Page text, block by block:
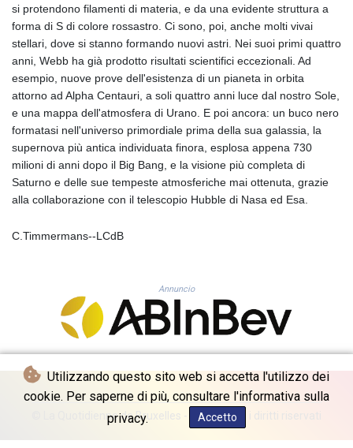
Utilizzando questo sito web si accetta l'utilizzo dei
cookie. Per saperne di più, consultare l'informativa sulla
privacy.
Accetto
JMD 183.057725
JOD 0.819746
JPY 182.445186
KES 149.158147
KGS 101.104505
KHR 4681.941823
KMF 492.514185
KRW 1627.677557
KWD 0.356853
KYD 0.960588
KZT 540.233287
LAK 26025.676609
LSL 18.726567
LTL 3.413768
LVL 0.699335
MDL 20.044751
MGA 4918.938878
MKD 61.524236
MMK 2427.596601
si protendono filamenti di materia, e da una evidente struttura a
forma di S di colore rossastro. Ci sono, poi, anche molti vivai
stellari, dove si stanno formando nuovi astri. Nei suoi primi quattro
anni, Webb ha già prodotto risultati scientifici eccezionali. Ad
esempio, nuove prove dell'esistenza di un pianeta in orbita
attorno ad Alpha Centauri, a soli quattro anni luce dal nostro Sole,
e una mappa dell'atmosfera di Urano. E poi ancora: un buco nero
formatasi nell'universo primordiale prima della sua galassia, la
supernova più antica individuata finora, esplosa appena 730
milioni di anni dopo il Big Bang, e la visione più completa di
Saturno e delle sue tempeste atmosferiche mai ottenuta, grazie
alla collaborazione con il telescopio Hubble di Nasa ed Esa.
C.Timmermans--LCdB
Annuncio
© La Quotidienne de Bruxelles - 2026 - Tutti i diritti riservati